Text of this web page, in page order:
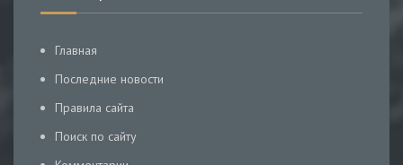
Главная
Последние новости
Правила сайта
Поиск по сайту